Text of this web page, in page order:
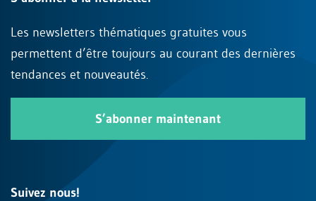
Les newsletters thématiques gratuites vous
permettent d’être toujours au courant des dernières
tendances et nouveautés.
S’abonner maintenant
Suivez nous!